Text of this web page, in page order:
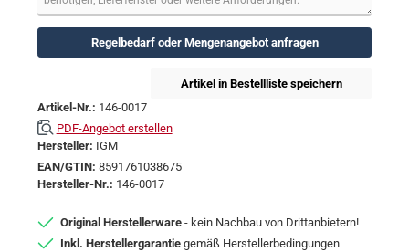
Regelbedarf oder Mengenangebot anfragen
Artikel in Bestellliste speichern
Artikel-Nr.: 146-0017
PDF-Angebot erstellen
Hersteller: IGM
EAN/GTIN: 8591761038675
Hersteller-Nr.: 146-0017
Original Herstellerware - kein Nachbau von Drittanbietern!
Inkl. Herstellergarantie gemäß Herstellerbedingungen